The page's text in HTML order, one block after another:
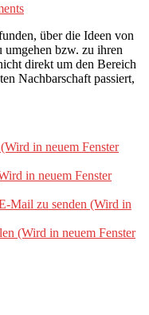
über die Ideen von
umgehen bzw. zu ihren
direkt um den Bereich
Nachbarschaft passiert,
in neuem Fenster
in neuem Fenster
Mail zu senden (Wird in
(Wird in neuem Fenster